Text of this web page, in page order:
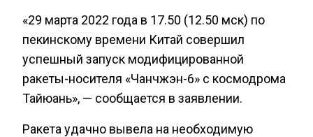
«29 марта 2022 года в 17.50 (12.50 мск) по
пекинскому времени Китай совершил
успешный запуск модифицированной
ракеты-носителя «Чанчжэн-6» с космодрома
Тайюань», — сообщается в заявлении.
Ракета удачно вывела на необходимую